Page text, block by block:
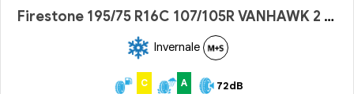
Firestone 195/75 R16C 107/105R VANHAWK 2 WINTER EVO
Invernale
C A 72dB